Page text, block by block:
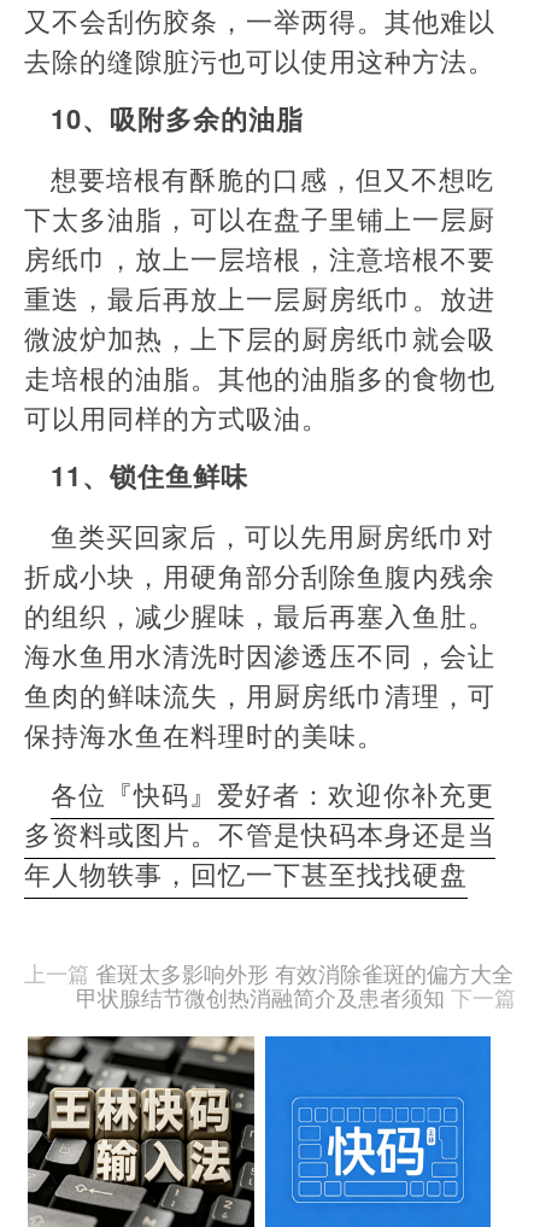
又不会刮伤胶条，一举两得。其他难以
去除的缝隙脏污也可以使用这种方法。
10、吸附多余的油脂
想要培根有酥脆的口感，但又不想吃
下太多油脂，可以在盘子里铺上一层厨
房纸巾，放上一层培根，注意培根不要
重迭，最后再放上一层厨房纸巾。放进
微波炉加热，上下层的厨房纸巾就会吸
走培根的油脂。其他的油脂多的食物也
可以用同样的方式吸油。
11、锁住鱼鲜味
鱼类买回家后，可以先用厨房纸巾对
折成小块，用硬角部分刮除鱼腹内残余
的组织，减少腥味，最后再塞入鱼肚。
海水鱼用水清洗时因渗透压不同，会让
鱼肉的鲜味流失，用厨房纸巾清理，可
保持海水鱼在料理时的美味。
各位『快码』爱好者：欢迎你补充更
多资料或图片。不管是快码本身还是当
年人物轶事，回忆一下甚至找找硬盘
由
羊
喜
于
09-
布,
被
上一篇 雀斑太多影响外形 有效消除雀斑的偏方大全
甲状腺结节微创热消融简介及患者须知 下一篇
相
关
文
章
樱